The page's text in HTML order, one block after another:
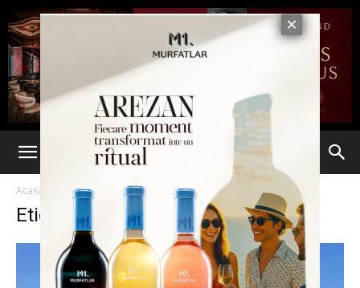
Acasă Etichete Casa Poporului
Etichetă: Casa Poporului